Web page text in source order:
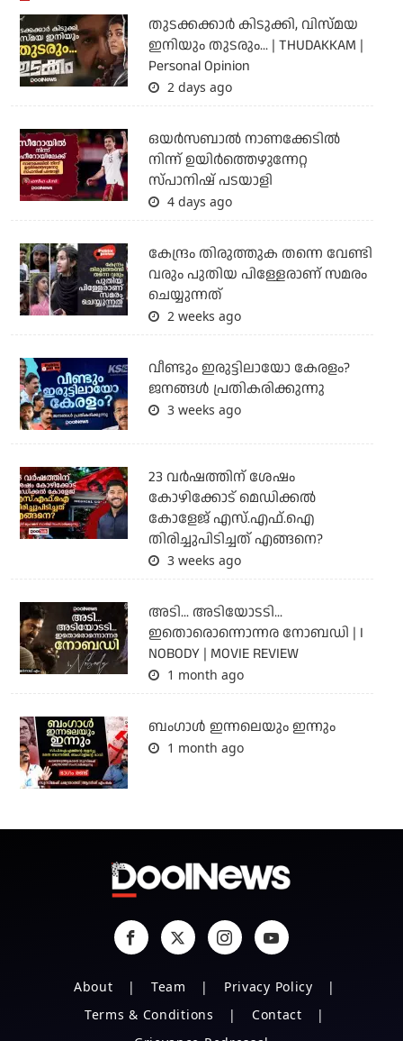
തുടക്കക്കാര്‍ കിടുക്കി, വിസ്മയ
ഇനിയും തുടരും... | THUDAKKAM |
Personal Opinion
2 days ago
ഒയര്‍സബാൽ നാണക്കേടിൽ
നിന്ന് ഉയിർത്തെഴുന്നേറ്റ
സ്പാനിഷ് പടയാളി
4 days ago
കേന്ദ്രം തിരുത്തുക തന്നെ വേണ്ടി
വരും പുതിയ പിള്ളേരാണ് സമരം
ചെയ്യുന്നത്
2 weeks ago
വീണ്ടും ഇരുട്ടിലായോ കേരളം?
ജനങ്ങൾ പ്രതികരിക്കുന്നു
3 weeks ago
23 വർഷത്തിന് ശേഷം
കോഴിക്കോട് മെഡിക്കൽ
കോളേജ് എസ്.എഫ്.ഐ
തിരിച്ചുപിടിച്ചത് എങ്ങനെ?
3 weeks ago
അടി... അടിയോടടി...
ഇതൊരൊന്നൊന്നര നോബഡി | I
NOBODY | MOVIE REVIEW
1 month ago
ബംഗാള്‍ ഇന്നലെയും ഇന്നും
1 month ago
About Team
Privacy Policy
Terms & Conditions
Contact